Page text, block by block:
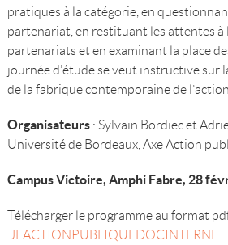
pratiques à la catégorie, en
partenariat, en restituant les attentes à
partenariats et en examinant la place
journée d’étude se veut instructive sur
de la fabrique contemporaine de
Organisateurs: Sylvain Bordiec et
Université de Bordeaux, Axe Action
Campus Victoire, Amphi Fabre, 28
Télécharger le programme au format
JEACTIONPUBLIQUEDOCINTERNE